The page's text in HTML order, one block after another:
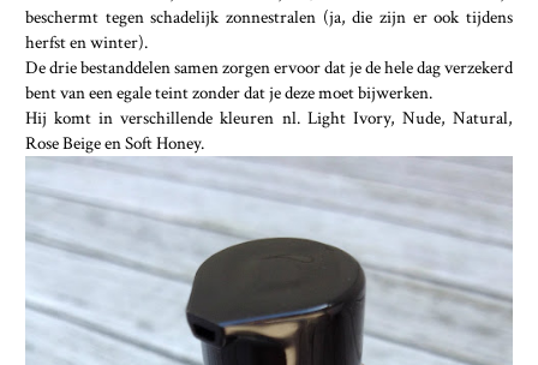
beschermt tegen schadelijk zonnestralen (ja, die zijn er ook tijdens
herfst en winter).
De drie bestanddelen samen zorgen ervoor dat je de hele dag verzekerd
bent van een egale teint zonder dat je deze moet bijwerken.
Hij komt in verschillende kleuren nl. Light Ivory, Nude, Natural,
Rose Beige en Soft Honey.